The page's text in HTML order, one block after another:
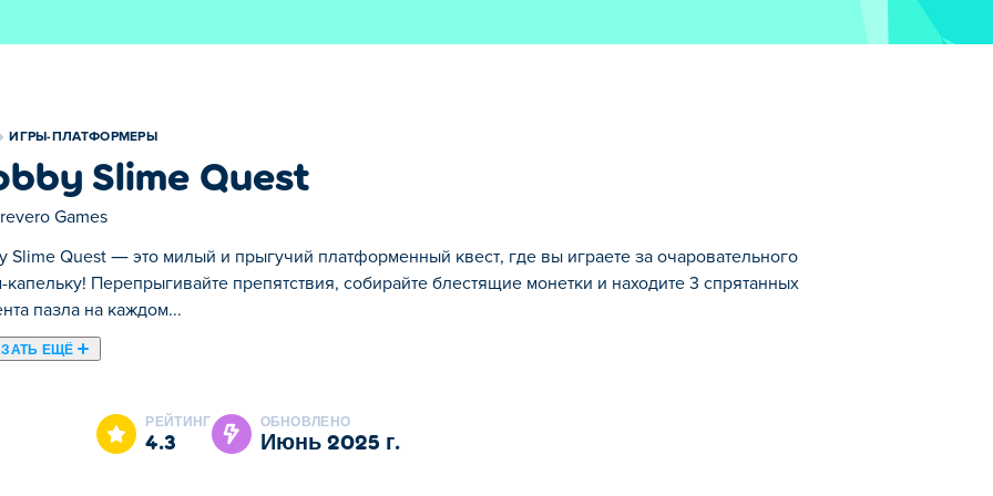
ИГРЫ-ПЛАТФОРМЕРЫ
Slime Quest
Games
Slime Quest — это милый и прыгучий платформенный квест, где вы играете за очаровательного
капельку! Перепрыгивайте препятствия, собирайте блестящие монетки и находите 3 спрятанных
пазла на каждом...
ЕЩЁ
платформенный квест, где вы играете за очаровательного слайм-капельку! Перепрыгивайте
цели. Готовы ли вы сжимать, подпрыгивать и решать головоломки в этом липком приключении?
РЕЙТИНГ
4.3
ОБНОВЛЕНО
июнь 2025 г.